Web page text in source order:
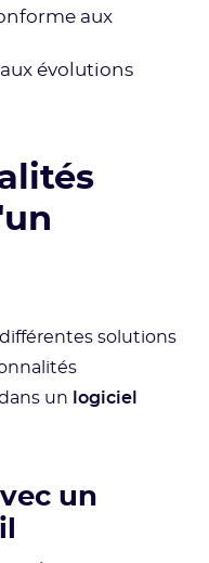
aux
évolutions
solutions
un
logiciel
un